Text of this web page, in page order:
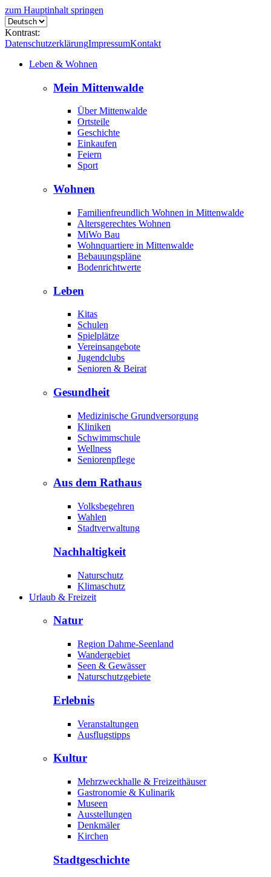
zum Hauptinhalt springen
Kontrast:
DatenschutzerklärungImpressumKontakt
Leben & Wohnen
Mein Mittenwalde
Über Mittenwalde
Ortsteile
Geschichte
Einkaufen
Feiern
Sport
Wohnen
Familienfreundlich Wohnen in Mittenwalde
Altersgerechtes Wohnen
MiWo Bau
Wohnquartiere in Mittenwalde
Bebauungspläne
Bodenrichtwerte
Leben
Kitas
Schulen
Spielplätze
Vereinsangebote
Jugendclubs
Senioren & Beirat
Gesundheit
Medizinische Grundversorgung
Kliniken
Schwimmschule
Wellness
Seniorenpflege
Aus dem Rathaus
Volksbegehren
Wahlen
Stadtverwaltung
Nachhaltigkeit
Naturschutz
Klimaschutz
Urlaub & Freizeit
Natur
Region Dahme-Seenland
Wandergebiet
Seen & Gewässer
Naturschutzgebiete
Erlebnis
Veranstaltungen
Ausflugstipps
Kultur
Mehrzweckhalle & Freizeithäuser
Gastronomie & Kulinarik
Museen
Ausstellungen
Denkmäler
Kirchen
Stadtgeschichte